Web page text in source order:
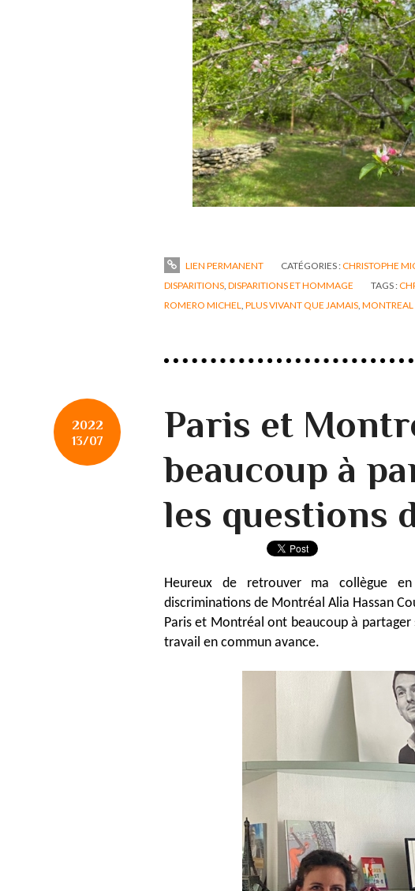
LIEN PERMANENT CATÉGORIES :CHRISTOPHE
DISPARITIONS, DISPARITIONS ET HOMMAGE TAGS :
ROMERO MICHEL, PLUS VIVANT QUE JAMAIS, MONTREAL
2022
13/07
Paris et
beaucoup à
les questions
Heureux de retrouver ma collègue
discriminations de Montréal Alia Hassan
Paris et Montréal ont beaucoup à partager
travail en commun avance.